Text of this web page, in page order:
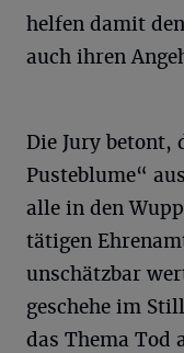
helfen damit
auch ihren
Die Jury betont,
Pusteblume“
alle in den
tätigen
unschätzbar
geschehe im
das Thema Tod